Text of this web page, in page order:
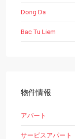
Dong Da
Bac Tu Liem
物件情報
アパート
サービスアパート